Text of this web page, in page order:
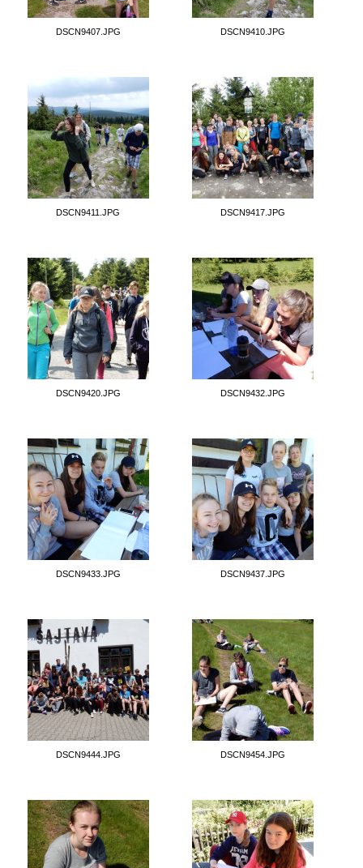
DSCN9407.JPG DSCN9410.JPG
DSCN9411.JPG DSCN9417.JPG
DSCN9420.JPG DSCN9432.JPG
DSCN9433.JPG DSCN9437.JPG
DSCN9444.JPG DSCN9454.JPG